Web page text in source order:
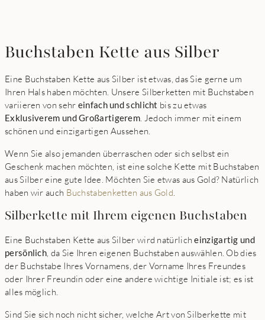
Buchstaben Kette aus Silber
Eine Buchstaben Kette aus Silber ist etwas, das Sie gerne um
Ihren Hals haben möchten. Unsere Silberketten mit Buchstaben
variieren von sehr einfach und schlicht bis zu etwas
Exklusiverem und Großartigerem . Jedoch immer mit einem
schönen und einzigartigen Aussehen.
Wenn Sie also jemanden überraschen oder sich selbst ein
Geschenk machen möchten, ist eine solche Kette mit Buchstaben
aus Silber eine gute Idee. Möchten Sie etwas aus Gold? Natürlich
haben wir auch Buchstabenketten aus Gold
Silberkette mit Ihrem eigenen Buchstaben
Eine Buchstaben Kette aus Silber wird natürlicheinzigartig und
persönlich , da Sie Ihren eigenen Buchstaben auswählen. Ob dies
der Buchstabe Ihres Vornamens, der Vorname Ihres Freundes
oder Ihrer Freundin oder eine andere wichtige Initiale ist; es ist
alles möglich.
Sind Sie sich noch nicht sicher, welche Art von Silberkette mit